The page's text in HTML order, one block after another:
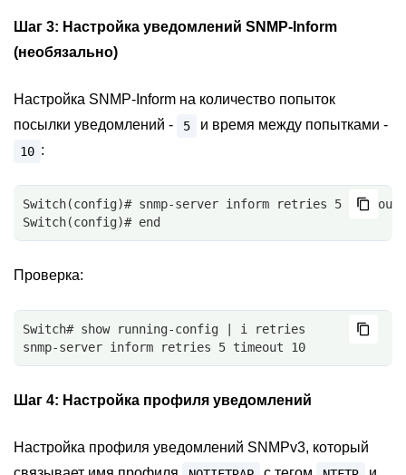
Шаг 3: Настройка уведомлений SNMP-Inform
(необязально)
Настройка SNMP-Inform на количество попыток
посылки уведомлений -
5 и время между попытками -
10 :
Switch(config)# snmp-server inform retries 5 timeout
Switch(config)# end
Проверка:
Switch# show running-config | i retries
snmp-server inform retries 5 timeout 10
Шаг 4: Настройка профиля уведомлений
Настройка профиля уведомлений SNMPv3, который